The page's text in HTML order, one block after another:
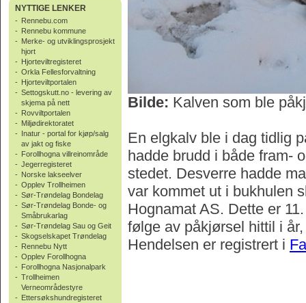
NYTTIGE LENKER
- Rennebu.com
- Rennebu kommune
- Merke- og utviklingsprosjekt
hjort
- Hjorteviltregisteret
- Orkla Fellesforvaltning
- Hjorteviltportalen
- Settogskutt.no - levering av
skjema på nett
- Rovviltportalen
- Miljødirektoratet
- Inatur - portal for kjøp/salg
av jakt og fiske
- Forollhogna villreinområde
- Jegerregisteret
- Norske lakseelver
- Opplev Trollheimen
- Sør-Trøndelag Bondelag
- Sør-Trøndelag Bonde- og
Småbrukarlag
- Sør-Trøndelag Sau og Geit
- Skogselskapet Trøndelag
- Rennebu Nytt
- Opplev Forollhogna
- Forollhogna Nasjonalpark
- Trollheimen
Verneområdestyre
- Ettersøkshundregisteret
Bilde: Kalven som ble
En elgkalv ble i dag tidlig
hadde brudd i både fram-
stedet. Desverre hadde
var kommet ut i bukhulen
Hognamat AS. Dette er
følge av påkjørsel hittil i
Hendelsen er registrert i